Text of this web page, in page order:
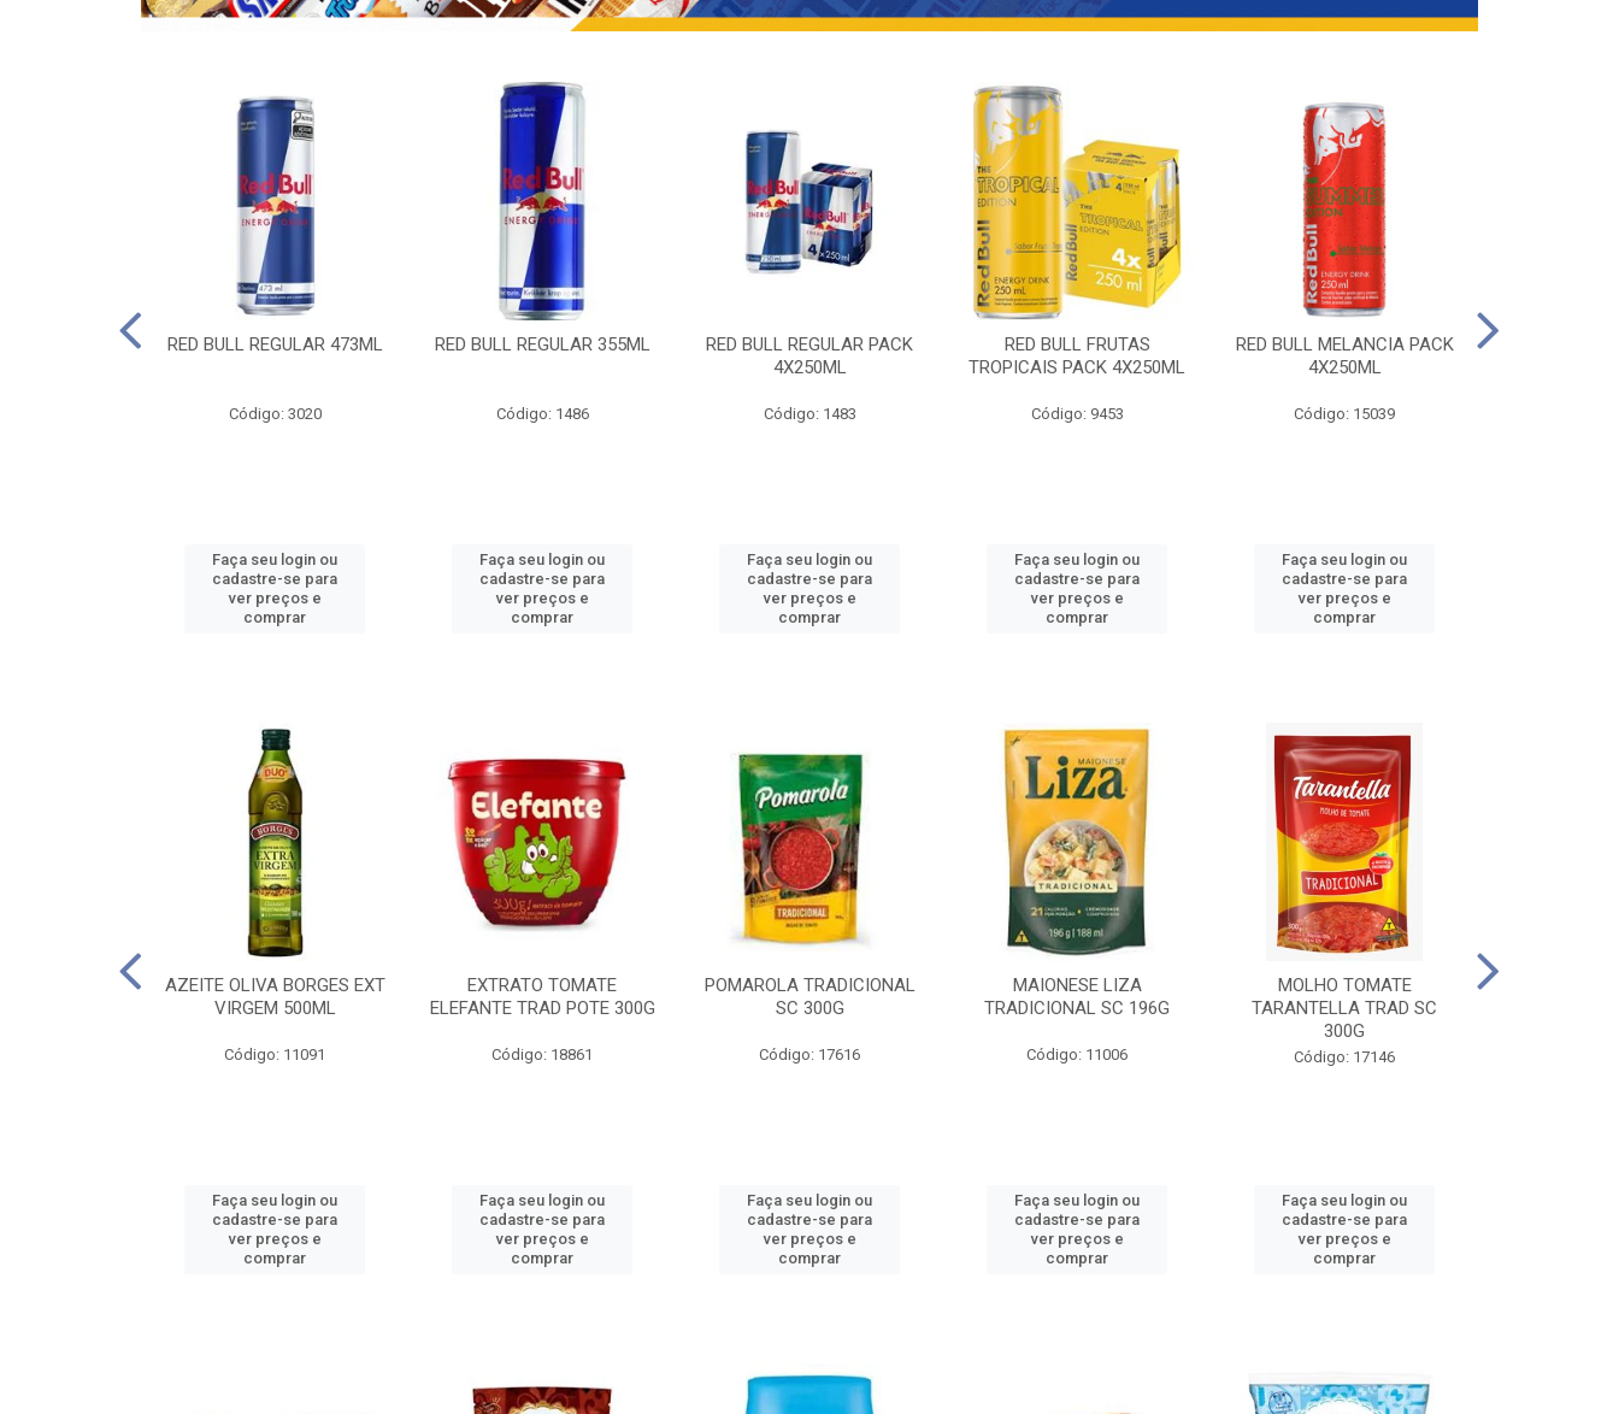
RED BULL REGULAR 473ML
Código: 3020
Faça seu login ou
cadastre-se para
ver preços e
comprar
RED BULL REGULAR 355ML
Código: 1486
Faça seu login ou
cadastre-se para
ver preços e
comprar
RED BULL REGULAR PACK
4X250ML
Código: 1483
Faça seu login ou
cadastre-se para
ver preços e
comprar
RED BULL FRUTAS
TROPICAIS PACK 4X250ML
Código: 9453
Faça seu login ou
cadastre-se para
ver preços e
comprar
RED BULL MELANCIA PACK
4X250ML
Código: 15039
Faça seu login ou
cadastre-se para
ver preços e
comprar
AZEITE OLIVA BORGES EXT
VIRGEM 500ML
Código: 11091
Faça seu login ou
cadastre-se para
ver preços e
comprar
EXTRATO TOMATE
ELEFANTE TRAD POTE 300G
Código: 18861
Faça seu login ou
cadastre-se para
ver preços e
comprar
POMAROLA TRADICIONAL
SC 300G
Código: 17616
Faça seu login ou
cadastre-se para
ver preços e
comprar
MAIONESE LIZA
TRADICIONAL SC 196G
Código: 11006
Faça seu login ou
cadastre-se para
ver preços e
comprar
MOLHO TOMATE
TARANTELLA TRAD SC
300G
Código: 17146
Faça seu login ou
cadastre-se para
ver preços e
comprar